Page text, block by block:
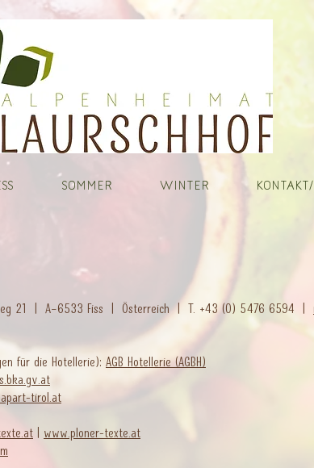
SOMMER WINTER
21 | A–6533 Fiss | Österreich | T. +43 (0) 5476 6594 |
für die Hotellerie): AGB Hotellerie (AGBH)
tirol.at
www.ploner-texte.at